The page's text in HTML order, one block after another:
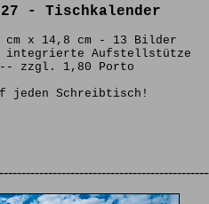
- Tischkalender
cm x 14,8 cm - 13 Bilder
integrierte Aufstellstütze
zzgl. 1,80 Porto
jeden Schreibtisch!